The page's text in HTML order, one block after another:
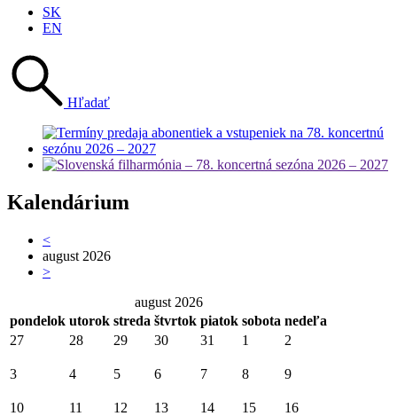
SK
EN
Hľadať
Kalendárium
<
august 2026
>
august 2026
pondelok utorok streda štvrtok piatok sobota nedeľa
27
28 29 30 31 1 2
3 4 5 6 7 8 9
10 11 12 13 14 15 16